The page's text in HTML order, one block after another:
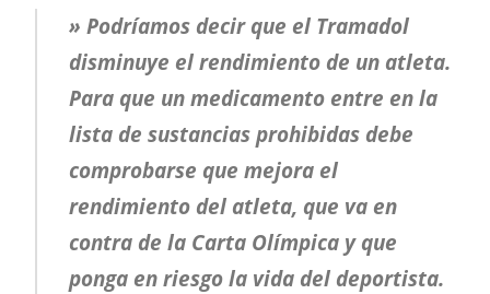
» Podríamos decir que el Tramadol
disminuye el rendimiento de un atleta.
Para que un medicamento entre en la
lista de sustancias prohibidas debe
comprobarse que mejora el
rendimiento del atleta, que va en
contra de la Carta Olímpica y que
ponga en riesgo la vida del deportista.